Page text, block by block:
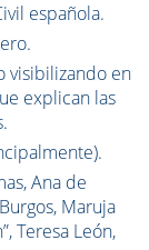
española.
visibilizando en
explican las
Ana de
Maruja
Teresa León,